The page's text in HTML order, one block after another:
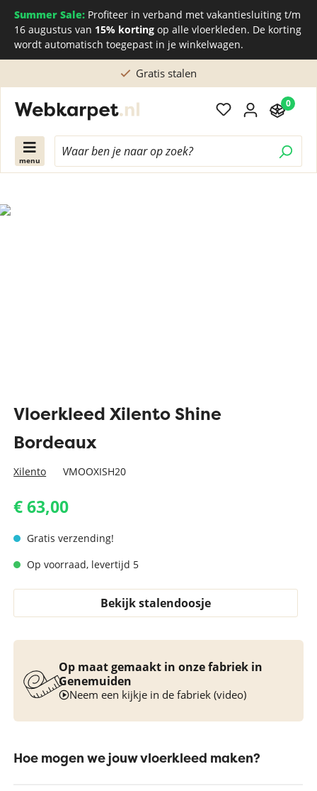
Summer Sale: Profiteer in verband met vakantiesluiting t/m
16 augustus van 15% korting op alle vloerkleden. De korting
wordt automatisch toegepast in je winkelwagen.
Gratis stalen
menu
0
Vloerkleed Xilento Shine
Bordeaux
Xilento VMOOXISH20
€ 63,00
Gratis verzending!
Op voorraad, levertijd 5
Bekijk stalendoosje
Op maat gemaakt in onze fabriek in
Genemuiden
Neem een kijkje in de fabriek (video)
Hoe mogen we jouw vloerkleed maken?